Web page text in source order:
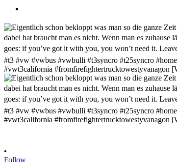
•
Follow